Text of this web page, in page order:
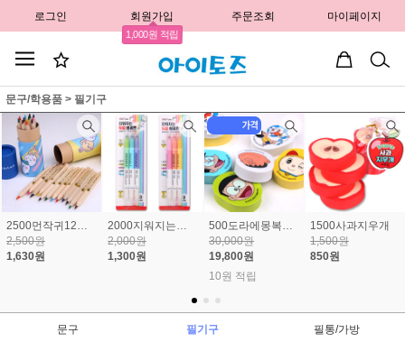
로그인 회원가입
1,000원 적립
주문조회 마이페이지
문구/학용품 > 필기구
2500먼작귀12색미니원목색연필
2,500원
1,630원
2000지워지는듀얼형광펜
2,000원
1,300원
500도라에몽복불복지우개(60개) 1개 330원
30,000원
19,800원
10원 적립
1500사과지우개
1,500원
850원
문구 필기구 필통/가방